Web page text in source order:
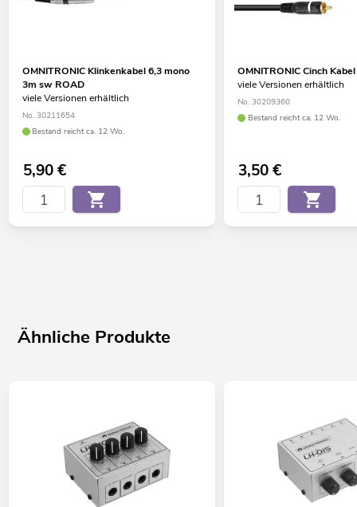
OMNITRONIC Klinkenkabel 6,3 mono
3m sw ROAD
viele Versionen erhältlich
No. 30211654
Bestand reicht ca. 12 Wo.
5,90€
OMNITRONIC Cinch
viele Versionen erhältlich
No. 30209360
Bestand reicht ca. 12 Wo.
3,50€
Ähnliche Produkte